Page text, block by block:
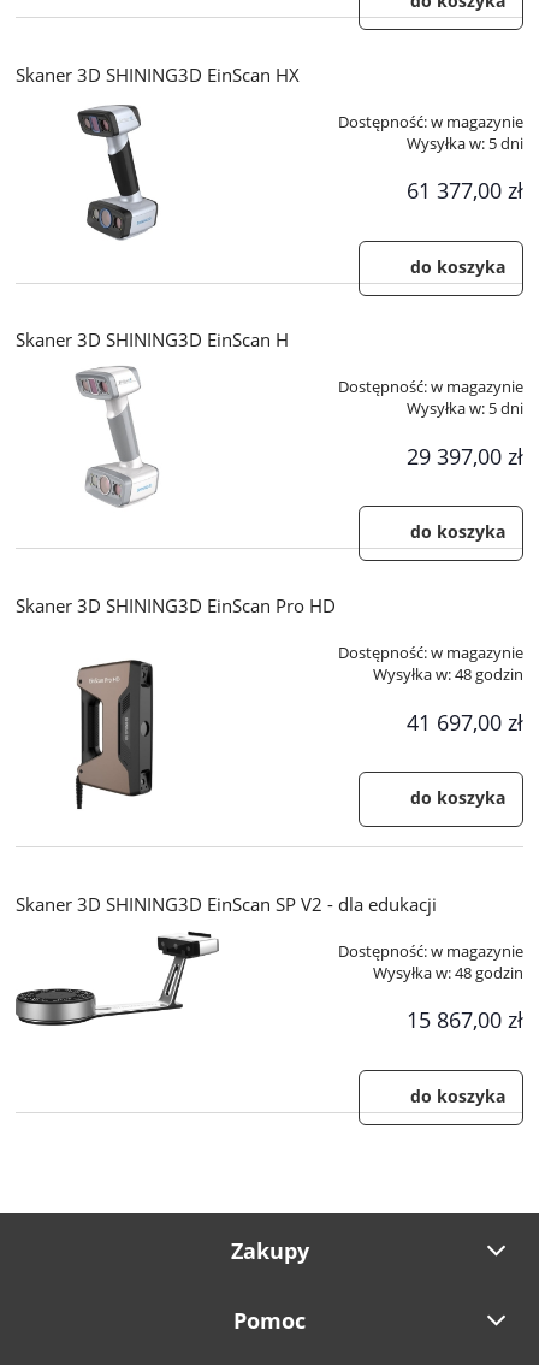
Skaner 3D SHINING3D EinScan HX
Dostępność:w magazynie
Wysyłka w: 5 dni
61 377,00 zł
do koszyka
Skaner 3D SHINING3D EinScan H
Dostępność:w magazynie
Wysyłka w: 5 dni
29 397,00 zł
do koszyka
Skaner 3D SHINING3D EinScan Pro HD
Dostępność:w magazynie
Wysyłka w:48 godzin
41 697,00 zł
do koszyka
Skaner 3D SHINING3D EinScan SP V2 - dla edukacji
Dostępność:w magazynie
Wysyłka w:48 godzin
15 867,00 zł
do koszyka
Zakupy
Pomoc